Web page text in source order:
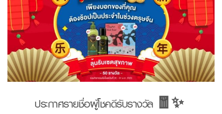
ประกาศรายชื่อผู้โชคดีรับรางวัล🧧✨